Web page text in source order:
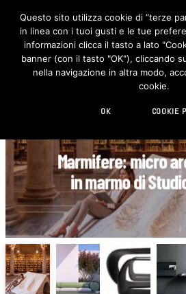
DESIGN
Il divano outdoor
Questo sito utilizza cookie di “terze
in linea con i tuoi gusti e le tue
informazioni clicca il tasto a lato
banner (con il tasto "OK"), cliccando
nella navigazione in altra modo,
cookie.
OK COOKIE